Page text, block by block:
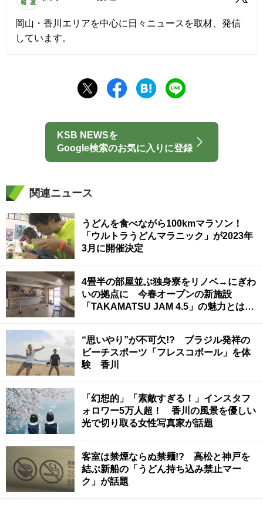
岡山・香川エリアを中心に日々ニュースを取材、発信
しています。
KSB NEWSを
Google検索のお気に入りに登録
関連ニュース
うどんを食べながら100kmマラソン！
「ウルトラうどんマラニック」が2023年
3月に開催決定
4畳半の部屋並ぶ独身寮をリノベ→にぎわ
いの拠点に 今春オープンの新施設
「TAKAMATSU JAM 4.5」の魅力とは
“思いやり”が不可欠!? ブラジル発祥の
ビーチスポーツ「フレスコボール」を体
験 香川
「幻想的」「素敵すぎる！」インスタフ
ォロワー5万人超！ 香川の風景を優しい
光で切り取る女性写真家が話題
客室は禁煙ならぬ禁麺!? 高松と神戸を
結ぶ新船の「うどん持ち込み禁止マー
ク」が話題